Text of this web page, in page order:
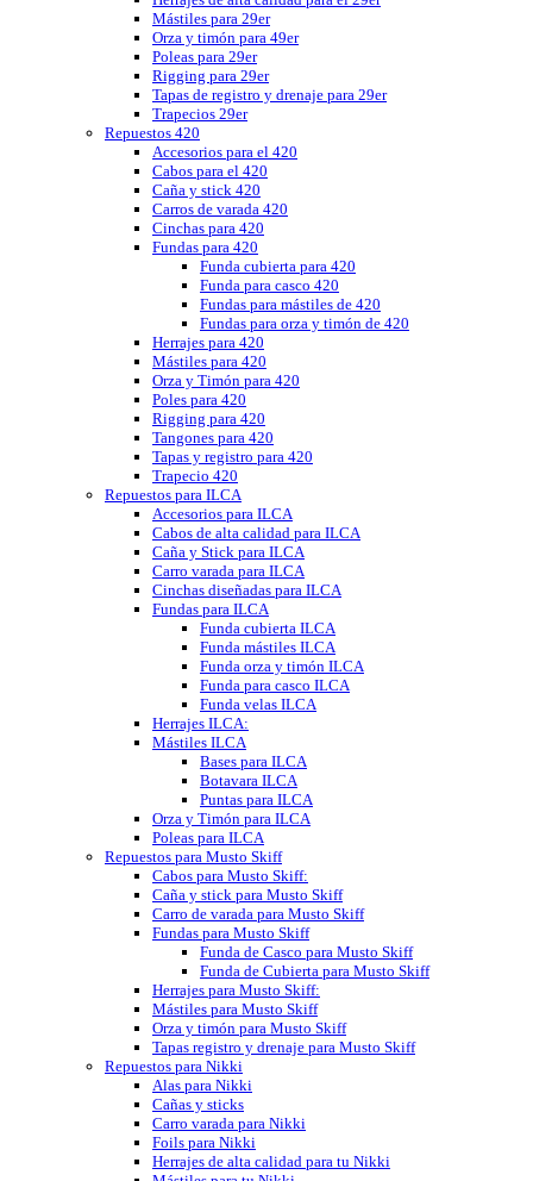
Mástiles para 29er
Orza y timón para 49er
Poleas para 29er
Rigging para 29er
Tapas de registro y drenaje para 29er
Trapecios 29er
Repuestos 420
Accesorios para el 420
Cabos para el 420
Caña y stick 420
Carros de varada 420
Cinchas para 420
Fundas para 420
Funda cubierta para 420
Funda para casco 420
Fundas para mástiles de 420
Fundas para orza y timón de 420
Herrajes para 420
Mástiles para 420
Orza y Timón para 420
Poles para 420
Rigging para 420
Tangones para 420
Tapas y registro para 420
Trapecio 420
Repuestos para ILCA
Accesorios para ILCA
Cabos de alta calidad para ILCA
Caña y Stick para ILCA
Carro varada para ILCA
Cinchas diseñadas para ILCA
Fundas para ILCA
Funda cubierta ILCA
Funda mástiles ILCA
Funda orza y timón ILCA
Funda para casco ILCA
Funda velas ILCA
Herrajes ILCA:
Mástiles ILCA
Bases para ILCA
Botavara ILCA
Puntas para ILCA
Orza y Timón para ILCA
Poleas para ILCA
Repuestos para Musto Skiff
Cabos para Musto Skiff:
Caña y stick para Musto Skiff
Carro de varada para Musto Skiff
Fundas para Musto Skiff
Funda de Casco para Musto Skiff
Funda de Cubierta para Musto Skiff
Herrajes para Musto Skiff:
Mástiles para Musto Skiff
Orza y timón para Musto Skiff
Tapas registro y drenaje para Musto Skiff
Repuestos para Nikki
Alas para Nikki
Cañas y sticks
Carro varada para Nikki
Foils para Nikki
Herrajes de alta calidad para tu Nikki